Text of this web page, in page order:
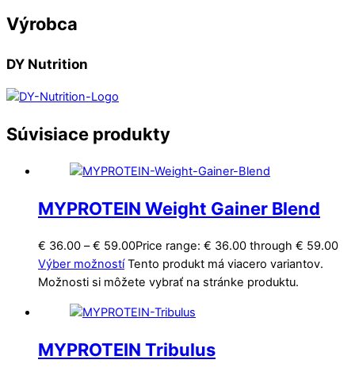
Výrobca
DY Nutrition
Súvisiace produkty
MYPROTEIN Weight Gainer Blend
€ 36.00 – € 59.00Price range: € 36.00 through € 59.00
Výber možností Tento produkt má viacero variantov.
Možnosti si môžete vybrať na stránke produktu.
MYPROTEIN Tribulus